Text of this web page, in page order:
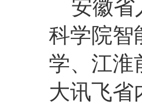
安徽省
科学院智
学、江淮
大讯飞省